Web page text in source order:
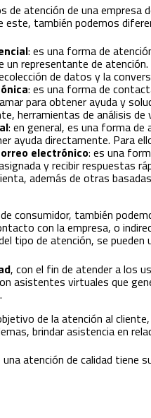
de atención de una empresa
este, también podemos
: es una forma de
un representante de
de datos y la
: es una forma de
para obtener ayuda y
herramientas de análisis
: en general, es una forma de
ayuda directamente. Para
electrónico: es una
y recibir respuestas
además de otras
consumidor, también
con la empresa, o
tipo de atención, se pueden
, con el fin de atender a los
asistentes virtuales que
de la atención al
brindar asistencia en
atención de calidad tiene